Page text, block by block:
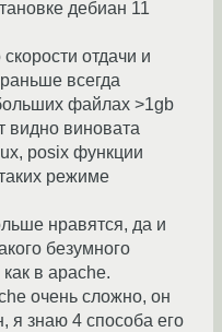
дебиан 11
отдачи и
всегда
файлах >1gb
видно виновата
posix функции
режиме
нравятся, да и
безумного
в apache.
очень сложно, он
я знаю 4 способа его